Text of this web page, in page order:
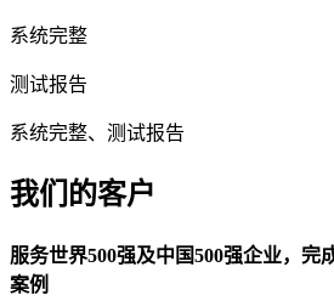
系统完整
测试报告
系统完整、测试报告
我们的客户
服务世界500强及中国500强企业，完
案例